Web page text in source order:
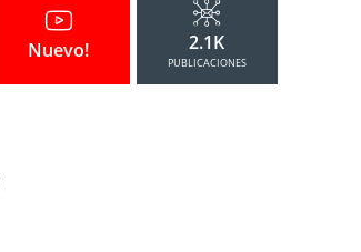
Nuevo! 2.1K
PUBLICACIONES